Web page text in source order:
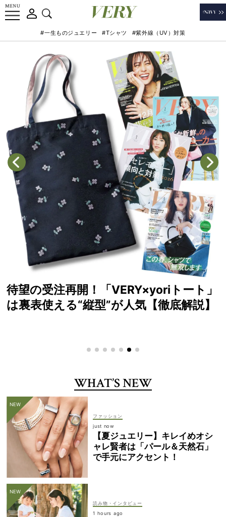
#一生ものジュエリー #Tシャツ #紫外線（UV）対策
読者が選ぶ！2026年SS VERYベストコ
スメ大賞
WHAT’S NEW
ファッション
just now
【夏ジュエリー】キレイめオシ
ャレ賢者は「パール＆天然石」
で手元にアクセント！
読み物・インタビュー
1 hours ago